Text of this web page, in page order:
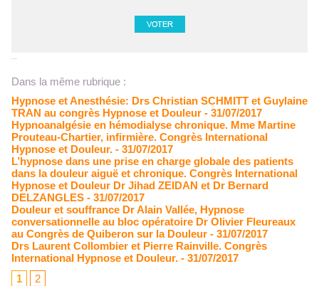
Dans la même rubrique :
Hypnose et Anesthésie: Drs Christian SCHMITT et Guylaine
TRAN au congrès Hypnose et Douleur - 31/07/2017
Hypnoanalgésie en hémodialyse chronique. Mme Martine
Prouteau-Chartier, infirmière. Congrès International
Hypnose et Douleur. - 31/07/2017
L’hypnose dans une prise en charge globale des patients
dans la douleur aiguë et chronique. Congrès International
Hypnose et Douleur Dr Jihad ZEIDAN et Dr Bernard
DELZANGLES - 31/07/2017
Douleur et souffrance Dr Alain Vallée, Hypnose
conversationnelle au bloc opératoire Dr Olivier Fleureaux
au Congrès de Quiberon sur la Douleur - 31/07/2017
Drs Laurent Collombier et Pierre Rainville. Congrès
International Hypnose et Douleur. - 31/07/2017
1
2